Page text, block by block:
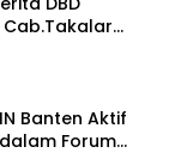
Cab.Takalar
Banten Aktif
Forum